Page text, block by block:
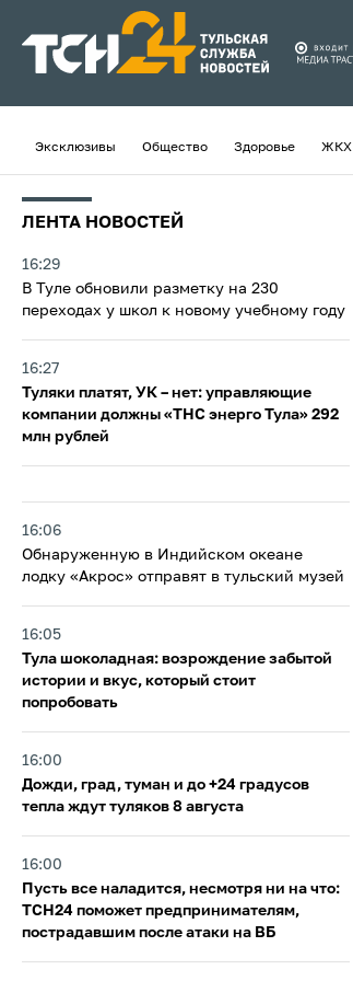
Эксклюзивы Общество Здоровье ЖКХ
ЛЕНТА НОВОСТЕЙ
16:29
В Туле обновили разметку на 230
переходах у школ к новому учебному году
16:27
Туляки платят, УК – нет: управляющие
компании должны «ТНС энерго Тула» 292
млн рублей
16:06
Обнаруженную в Индийском океане
лодку «Акрос» отправят в тульский музей
16:05
Тула шоколадная: возрождение забытой
истории и вкус, который стоит
попробовать
16:00
Дожди, град, туман и до +24 градусов
тепла ждут туляков 8 августа
16:00
Пусть все наладится, несмотря ни на что:
ТСН24 поможет предпринимателям,
пострадавшим после атаки на ВБ